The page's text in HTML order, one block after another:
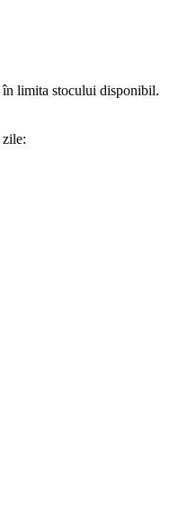
în limita stocului disponibil.
zile: